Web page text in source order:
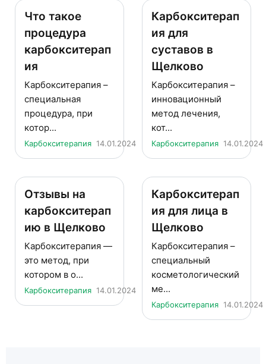
Что такое
процедура
карбокситерап
ия
Карбокситерапия –
специальная
процедура, при
котор...
Карбокситерапия 14.01.2024
Карбокситерап
ия для
суставов в
Щелково
Карбокситерапия –
инновационный
метод лечения,
кот...
Карбокситерапия 14.01.2024
Отзывы на
карбокситерап
ию в Щелково
Карбокситерапия —
это метод, при
котором в о...
Карбокситерапия 14.01.2024
Карбокситерап
ия для лица в
Щелково
Карбокситерапия –
специальный
косметологический
ме...
Карбокситерапия 14.01.2024